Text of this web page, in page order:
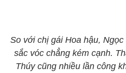
So với chị gái Hoa hậu,
sắc vóc chẳng kém cạnh.
Thúy cũng nhiều lần công